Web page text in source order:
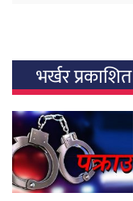
भर्खर प्रकाशित